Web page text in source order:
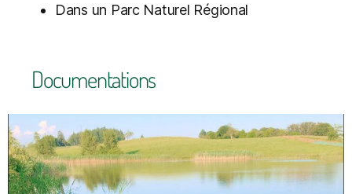
Dans un Parc Naturel Régional
Documentations